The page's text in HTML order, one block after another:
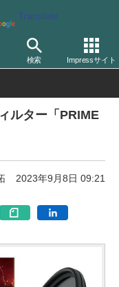
Translate
検索 Impressサイト
マルミ光機
ルター「PRIME
2023年9月8日 09:21